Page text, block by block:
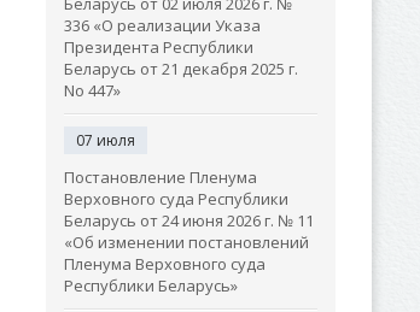
336 «О реализации Указа
Президента Республики
Беларусь от 21 декабря 2025 г.
No 447»
07 июля
Постановление Пленума
Верховного суда Республики
Беларусь от 24 июня 2026 г. № 11
«Об изменении постановлений
Пленума Верховного суда
Республики Беларусь»